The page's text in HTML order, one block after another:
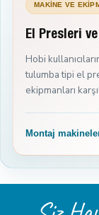
MAKİNE VE
El Presleri
Hobi
tulumba tipi el
ekipmanları
Montaj